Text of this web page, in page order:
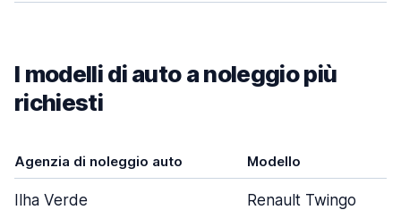
I modelli di auto a noleggio più
richiesti
Agenzia di noleggio auto Modello
Ilha Verde Renault Twingo